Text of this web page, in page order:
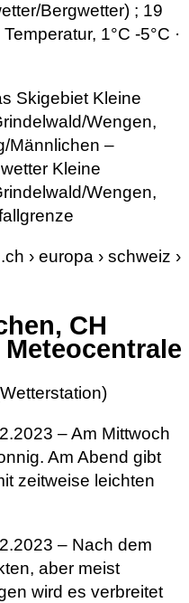
Bergwetter) ; 19
1°C -5°C ·
Skigebiet Kleine
Wengen,
Männlichen –
Kleine
Wengen,
› europa › schweiz ›
CH
– Am Mittwoch
Am Abend gibt
zeitweise leichten
– Nach dem
aber meist
wird es verbreitet